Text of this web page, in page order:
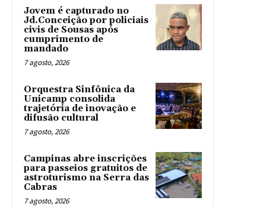
Jovem é capturado no
Jd.Conceição por policiais
civis de Sousas após
cumprimento de
mandado
7 agosto, 2026
Orquestra Sinfônica da
Unicamp consolida
trajetória de inovação e
difusão cultural
7 agosto, 2026
Campinas abre inscrições
para passeios gratuitos de
astroturismo na Serra das
Cabras
7 agosto, 2026